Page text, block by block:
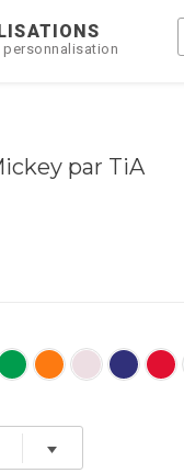
personnalisation
par TiA